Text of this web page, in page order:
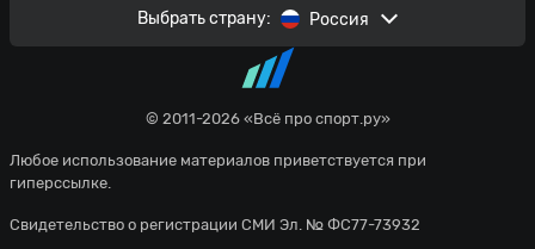
© 2011-2026 «Всё про спорт.ру»
Любое использование материалов приветствуется при
гиперссылке.
Свидетельство о регистрации СМИ Эл. № ФС77-73932
Выбрать страну: Россия